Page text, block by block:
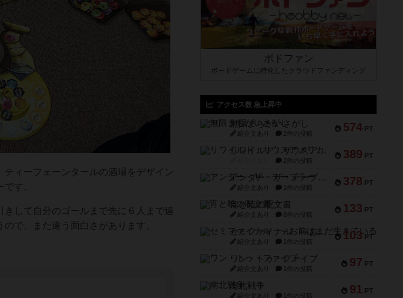
ィーフェーンタールの酒場をデザイン
す。
して自分のゴールまで先に６人まで連
で、また違う面白さがあります。
ボドファン
ボードゲームに特化したクラウドファンディング
アクセス数 急上昇中
574 PT
無限まちがいさがし
紹介文あり 2件の投稿
389 PT
リワイルド：サウスアメリカ
2件の投稿
378 PT
アンダー・ザ・テーブラー
紹介文あり 1件の投稿
133 PT
宵と暁の呪文書
紹介文あり 8件の投稿
103 PT
セミファイナル ～お前はまだ生きている～
紹介文あり 1件の投稿
97 PT
ワン・トゥ・ファイブ
紹介文あり 1件の投稿
91 PT
南北戦争
紹介文あり 1件の投稿